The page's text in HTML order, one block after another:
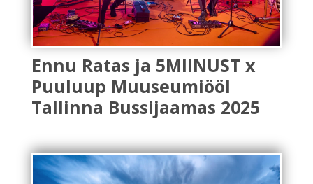
Ennu Ratas ja 5MIINUST x
Puuluup Muuseumiööl
Tallinna Bussijaamas 2025